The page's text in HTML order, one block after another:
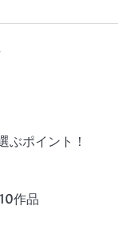
ぶポイント！
作品